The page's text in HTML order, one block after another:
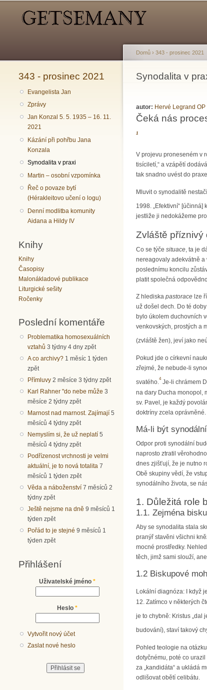
343 - prosinec 2021
Evangelista Jan
Zprávy
Jan Konzal 5. 5. 1935 – 16. 11.
2021
Kázání při pohřbu Jana
Konzala
Synodalita v praxi
Martin – osobní vzpomínka
Řeč o povaze bytí
(Hérakleitovo učení o logu)
Denní modlitba komunity
Aidana a Hildy IV
Knihy
Knihy
Časopisy
Malonákladové publikace
Liturgické sešity
Ročenky
Poslední komentáře
Problematika homosexuálních
vztahů 3 týdny 4 dny zpět
A co archivy? 1 měsíc 1 týden
zpět
Přímluvy 2 měsíce 3 týdny zpět
Karl Rahner "do nebe může 3
měsíce 2 týdny zpět
Marnost nad marnost. Zajímají 5
měsíců 4 týdny zpět
Nemyslím si, že už neplatí 5
měsíců 4 týdny zpět
Podřízenost vrchnosti je velmi
aktuální, je to nová totalita 7
měsíců 1 týden zpět
Věda a náboženství 7 měsíců 2
týdny zpět
Ještě nejsme na dně 9 měsíců 1
týden zpět
Pořád to je stejné 9 měsíců 1
týden zpět
Přihlášení
Uživatelské jméno *
Heslo *
Vytvořit nový účet
Zaslat nové heslo
Jste zde
Domů › 343 - prosinec 2021
Synodalita v
autor: Hervé Legrand OP
Čeká nás
1
V projevu proneseném v
tisíciletí,“ a vzápětí
tak snadno uvést do
Mluvit o synodalitě
1998. „Efektivní“
jestliže ji nedokážeme
Zvláště příznivý
Co se týče situace, ta je
nereagovaly adekvátně a
poslednímu koncilu
platit společná
Z hlediska pastorace lze
už došel dech. Do té
bylo úkolem duchovních
venkovských, prostých a
(zvláště žen), jeví jako
Pokud jde o církevní
zřejmé, že nebude-li
svatého.
4
Je-li chrámem
na dary Ducha monopol,
sv. Pavel, je každý
doktríny zcela oprávněné.
Má-li být
Odpor proti synodální
naprosto ztratil
dnes zjišťují, že je nutno
Obě skupiny vědí, že
synodálního života, se
1. Důležitá role
1.1. Zejména
Aby se synodalita stala
pranýř stavěni všichni
mocné prostředky.
těch, jimž sami slouží,
1.2 Biskupové
Lokální diagnóza: I když
12. Zatímco v některých
je to chybně: Kristus „dal
budování), staví takový
Pohled teologie na
dotyčnému, poté co
za „kandidáta“ a ukládá
odlišovat obětí celibátu.